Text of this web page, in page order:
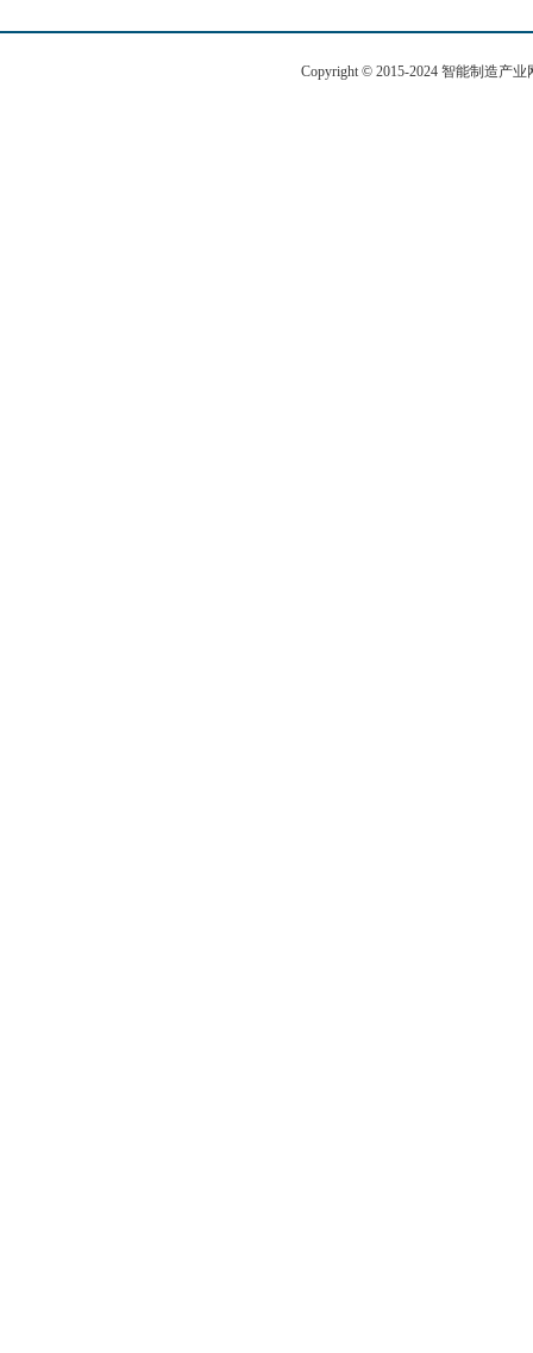
Copyright © 2015-2024 智能制造产